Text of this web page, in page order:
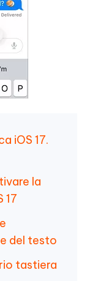
iOS 17.
la
17
del testo
tastiera